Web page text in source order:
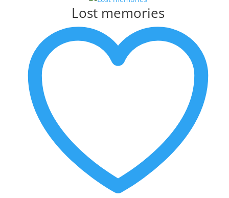
MATTIE SCHILDERS
MICHEL POORT
MILOU HONIG
MUNNIK
PETER BASTIAANSEN
PETER MEIJER
ROEL HOFMAN
RON VAN DE WERF
RONALD BOONACKER
S. PAULISSEN
SELWIN SENATORI
SJER JACOBS
SUSAN RUITER
Lost memories